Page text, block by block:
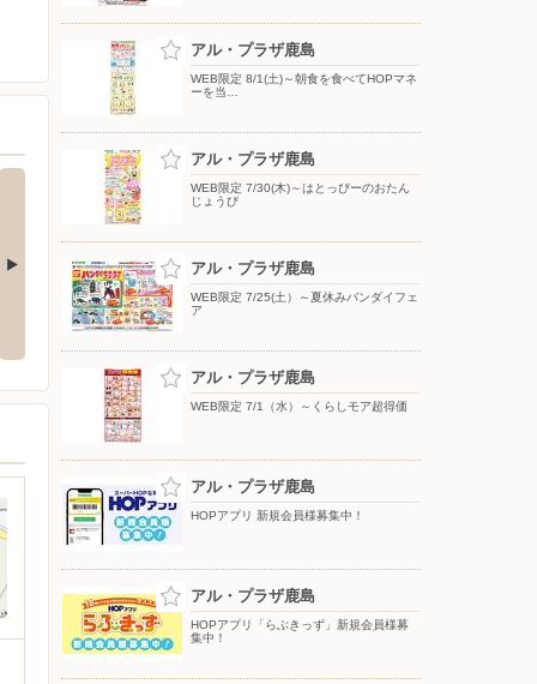
WEB限定 8/1(土)〜ちびっ子健康
マラソン大会
WEB限定 8/1(土)〜ブラックフォ
アル・プラザ鹿島
WEB限定 8/1(土)～朝食を食べてHOPマネ
ーを当…
アル・プラザ鹿島
WEB限定 7/30(木)～はとっぴーのおたん
じょうび
アル・プラザ鹿島
WEB限定 7/25(土）～夏休みバンダイフェ
ア
アル・プラザ鹿島
WEB限定 7/1（水）～くらしモア超得価
アル・プラザ鹿島
HOPアプリ 新規会員様募集中！
アル・プラザ鹿島
HOPアプリ「らぶきっず」新規会員様募
集中！